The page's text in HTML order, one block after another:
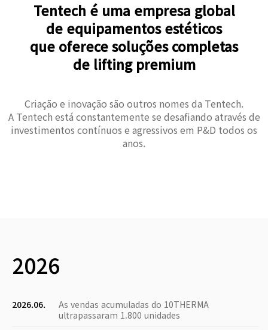
Tentech é uma empresa global
de equipamentos estéticos
que oferece soluções completas
de lifting premium
Criação e inovação são outros nomes da Tentech.
A Tentech está constantemente se desafiando através de
investimentos contínuos e agressivos em P&D todos os
anos.
2026
2026.06.
As vendas acumuladas do 10THERMA
ultrapassaram 1.800 unidades